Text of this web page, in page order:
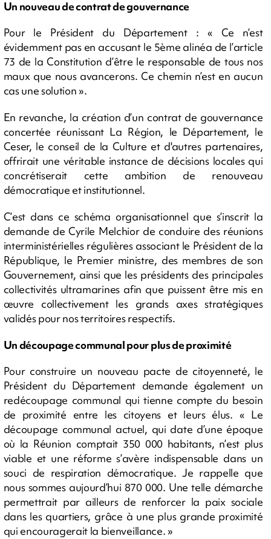
Un nouveau de contrat de gouvernance
Pour le Président du Département : « Ce n’est
évidemment pas en accusant le 5ème alinéa de l’article
73 de la Constitution d’être le responsable de tous nos
maux que nous avancerons. Ce chemin n’est en aucun
cas une solution ».
En revanche, la création d’un contrat de gouvernance
concertée réunissant La Région, le Département, le
Ceser, le conseil de la Culture et d'autres partenaires,
offrirait une véritable instance de décisions locales qui
concrétiserait cette ambition de renouveau
démocratique et institutionnel.
C’est dans ce schéma organisationnel que s’inscrit la
demande de Cyrile Melchior de conduire des réunions
interministérielles régulières associant le Président de la
République, le Premier ministre, des membres de son
Gouvernement, ainsi que les présidents des principales
collectivités ultramarines afin que puissent être mis en
œuvre collectivement les grands axes stratégiques
validés pour nos territoires respectifs.
Un découpage communal pour plus de proximité
Pour construire un nouveau pacte de citoyenneté, le
Président du Département demande également un
redécoupage communal qui tienne compte du besoin
de proximité entre les citoyens et leurs élus. « Le
découpage communal actuel, qui date d’une époque
où la Réunion comptait 350 000 habitants, n’est plus
viable et une réforme s’avère indispensable dans un
souci de respiration démocratique. Je rappelle que
nous sommes aujourd’hui 870 000. Une telle démarche
permettrait par ailleurs de renforcer la paix sociale
dans les quartiers, grâce à une plus grande proximité
qui encouragerait la bienveillance. »